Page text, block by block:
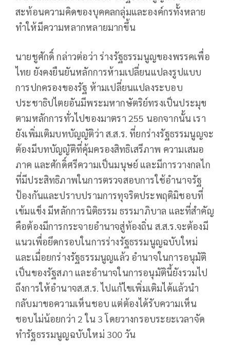
สะท้อนความคิดของบุคคลกลุ่มและองค์กรทั้งหลาย
ทำให้มีความหลากหลายมากขึ้น
นายชูศักดิ์ กล่าวต่อว่า ร่างรัฐธรรมนูญของพรรคเพื่อ
ไทย ยังคงยืนยันหลักการห้ามเปลี่ยนแปลงรูปแบบ
การปกครองของรัฐ ห้ามเปลี่ยนแปลงระบอบ
ประชาธิปไตยอันมีพระมหากษัตริย์ทรงเป็นประมุข
ตามหลักการทั่วไปของมาตรา 255 นอกจากนั้น เรา
ยังเพิ่มเติมบทบัญญัติว่า ส.ส.ร. ที่ยกร่างรัฐธรรมนูญจะ
ต้องมีบทบัญญัติที่คุ้มครองสิทธิเสรีภาพ ความเสมอ
ภาค และศักดิ์ศรีความเป็นมนุษย์ และมีการวางกลไก
ที่มีประสิทธิภาพในการตรวจสอบการใช้อำนาจรัฐ
ป้องกันและปราบปรามการทุจริตประพฤติมิชอบที่
เข้มแข็ง มีหลักการนิติธรรม ธรรมาภิบาล และที่สำคัญ
คือต้องมีการกระจายอำนาจสู่ท้องถิ่น ส.ส.ร.จะต้องมี
แนวเพื่อยึดกรอบในการร่างรัฐธรรมนูญฉบับใหม่
และเมื่อยกร่างรัฐธรรมนูญแล้ว อำนาจในการอนุมัติ
เป็นของรัฐสภา และอำนาจในการอนุมัตินี้ยังรวมไป
ถึงการให้อำนาจส.ส.ร. ไปแก้ไขเพิ่มเติมได้แล้วนำ
กลับมาขอความเห็นชอบ แต่ต้องได้รับความเห็น
ชอบไม่น้อยกว่า 2 ใน 3 โดยวางกรอบระยะเวลาจัด
ทำรัฐธรรมนูญฉบับใหม่ 300 วัน